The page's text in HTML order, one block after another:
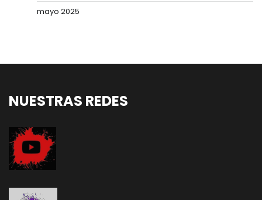
mayo 2025
NUESTRAS REDES